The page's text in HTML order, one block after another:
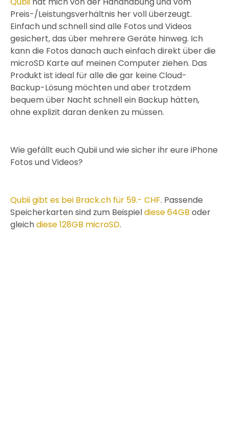
Preis-/Leistungsverhältnis her voll überzeugt.
Einfach und schnell sind alle Fotos und Videos
gesichert, das über mehrere Geräte hinweg. Ich
kann die Fotos danach auch einfach direkt über die
microSD Karte auf meinen Computer ziehen. Das
Produkt ist ideal für alle die gar keine Cloud-
Backup-Lösung möchten und aber trotzdem
bequem über Nacht schnell ein Backup hätten,
ohne explizit daran denken zu müssen.
Wie gefällt euch Qubii und wie sicher ihr eure iPhone
Fotos und Videos?
Qubii gibt es bei Brack.ch für 59.- CHF. Passende
Speicherkarten sind zum Beispieldiese 64GB oder
gleichdiese 128GB microSD.